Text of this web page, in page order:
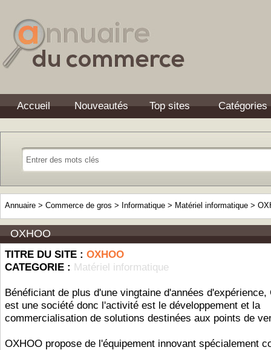
Accueil Nouveautés Top sites Catégories
Annuaire > Commerce de gros > Informatique > Matériel informatique >
OXHOO
TITRE DU SITE : OXHOO
CATEGORIE : Matériel informatique
Bénéficiant de plus d'une vingtaine d'années d'expérience,
est une société donc l'activité est le développement et la
commercialisation de solutions destinées aux points de
OXHOO propose de l'équipement innovant spécialement